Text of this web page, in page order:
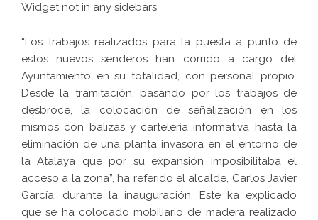
Widget not in any sidebars
“Los trabajos realizados para la puesta a punto de
estos nuevos senderos han corrido a cargo del
Ayuntamiento en su totalidad, con personal propio.
Desde la tramitación, pasando por los trabajos de
desbroce, la colocación de señalización en los
mismos con balizas y cartelería informativa hasta la
eliminación de una planta invasora en el entorno de
la Atalaya que por su expansión imposibilitaba el
acceso a la zona”, ha referido el alcalde, Carlos Javier
García, durante la inauguración. Este ka explicado
que se ha colocado mobiliario de madera realizado